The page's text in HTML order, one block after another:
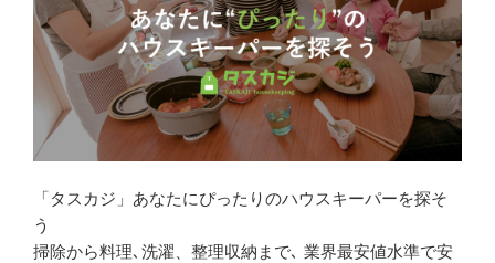
「タスカジ」あなたにぴったりのハウスキーパーを探そ
う
掃除から料理､洗濯、整理収納まで､ 業界最安値水準で安